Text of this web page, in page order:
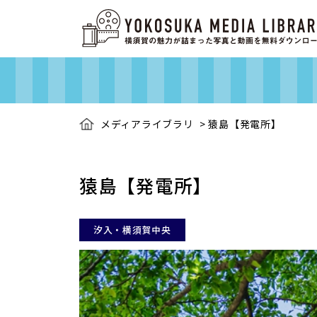
メディアライブラリ >猿島【発電所】
猿島【発電所】
汐入・横須賀中央